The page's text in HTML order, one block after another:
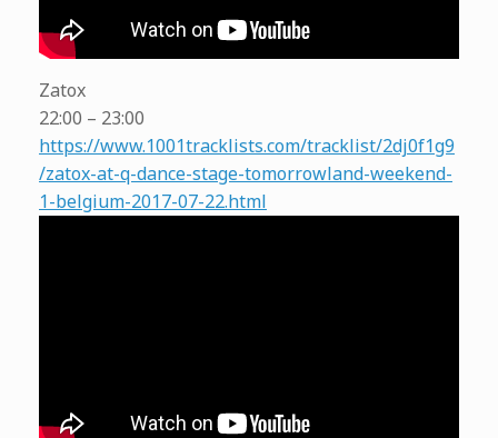
Zatox
22:00 – 23:00
https://www.1001tracklists.com/tracklist/2dj0f1g9
/zatox-at-q-dance-stage-tomorrowland-weekend-
1-belgium-2017-07-22.html